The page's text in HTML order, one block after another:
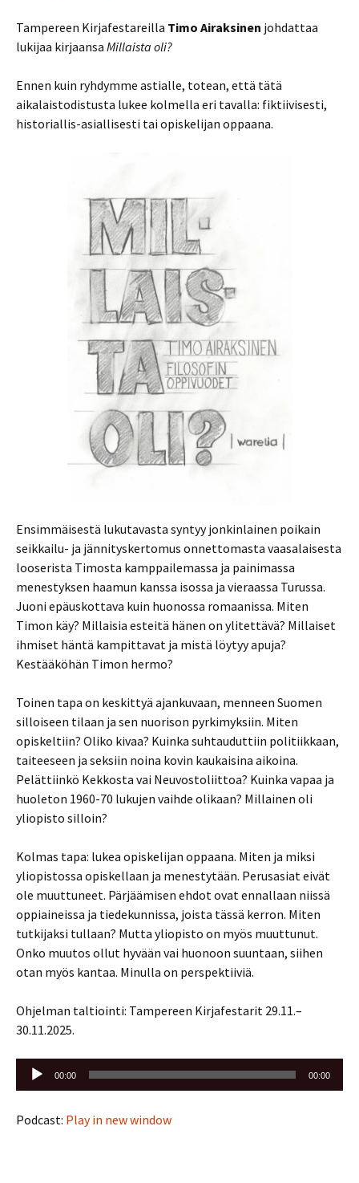
Tampereen Kirjafestareilla Timo Airaksinen johdattaa
lukijaa kirjaansa Millaista oli?
Ennen kuin ryhdymme astialle, totean, että tätä
aikalaistodistusta lukee kolmella eri tavalla: fiktiivisesti,
historiallis-asiallisesti tai opiskelijan oppaana.
Ensimmäisestä lukutavasta syntyy jonkinlainen poikain
seikkailu- ja jännityskertomus onnettomasta vaasalaisesta
looserista Timosta kamppailemassa ja painimassa
menestyksen haamun kanssa isossa ja vieraassa Turussa.
Juoni epäuskottava kuin huonossa romaanissa. Miten
Timon käy? Millaisia esteitä hänen on ylitettävä? Millaiset
ihmiset häntä kampittavat ja mistä löytyy apuja?
Kestääköhän Timon hermo?
Toinen tapa on keskittyä ajankuvaan, menneen Suomen
silloiseen tilaan ja sen nuorison pyrkimyksiin. Miten
opiskeltiin? Oliko kivaa? Kuinka suhtauduttiin politiikkaan,
taiteeseen ja seksiin noina kovin kaukaisina aikoina.
Pelättiinkö Kekkosta vai Neuvostoliittoa? Kuinka vapaa ja
huoleton 1960-70 lukujen vaihde olikaan? Millainen oli
yliopisto silloin?
Kolmas tapa: lukea opiskelijan oppaana. Miten ja miksi
yliopistossa opiskellaan ja menestytään. Perusasiat eivät
ole muuttuneet. Pärjäämisen ehdot ovat ennallaan niissä
oppiaineissa ja tiedekunnissa, joista tässä kerron. Miten
tutkijaksi tullaan? Mutta yliopisto on myös muuttunut.
Onko muutos ollut hyvään vai huonoon suuntaan, siihen
otan myös kantaa. Minulla on perspektiiviä.
Ohjelman taltiointi: Tampereen Kirjafestarit 29.11.–
30.11.2025.
Äänitoistin
00:00 00:00
Podcast: Play in new window